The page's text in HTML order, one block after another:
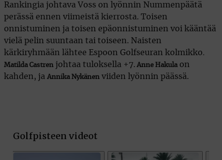
Rankingia johtava Voss on lyönnin Nummenpäätä
perässä ennen viimeistä kierrosta. Toisen
onnistuminen ja toisen epäonnistuminen voi kääntää
vielä pelin suuntaan tai toiseen. Naisten
kärkiryhmään lähtee Espoon Golfseuran kolmikko.
Matilda Castren johtaa tuloksella +7. Anne Hakula on
kahden, ja Annika Nykänen viiden lyönnin päässä.